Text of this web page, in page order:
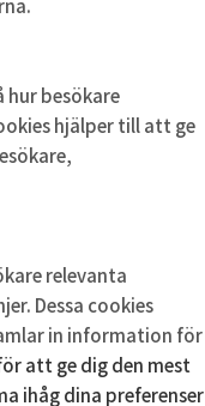
att ge dig den mest
ihåg dina preferenser
besökare
hjälper till att ge
relevanta
Dessa cookies
in information för